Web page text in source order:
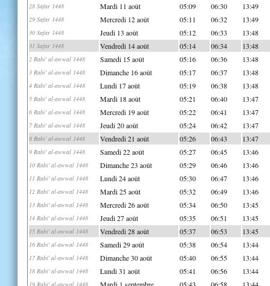
28 Safar 1448 Mardi 11 août 05:09 06:30 13:49
29 Safar 1448 Mercredi 12 août 05:11 06:32 13:49
30 Safar 1448 Jeudi 13 août 05:12 06:33 13:48
31 Safar 1448 Vendredi 14 août 05:14 06:34 13:48
2 Rabi' al-awwal 1448 Samedi 15 août 05:16 06:36 13:48
3 Rabi' al-awwal 1448 Dimanche 16 août 05:17 06:37 13:48
4 Rabi' al-awwal 1448 Lundi 17 août 05:19 06:38 13:48
5 Rabi' al-awwal 1448 Mardi 18 août 05:21 06:40 13:47
6 Rabi' al-awwal 1448 Mercredi 19 août 05:22 06:41 13:47
7 Rabi' al-awwal 1448 Jeudi 20 août 05:24 06:42 13:47
8 Rabi' al-awwal 1448 Vendredi 21 août 05:26 06:43 13:47
9 Rabi' al-awwal 1448 Samedi 22 août 05:27 06:45 13:46
10 Rabi' al-awwal 1448 Dimanche 23 août 05:29 06:46 13:46
11 Rabi' al-awwal 1448 Lundi 24 août 05:30 06:47 13:46
12 Rabi' al-awwal 1448 Mardi 25 août 05:32 06:49 13:46
13 Rabi' al-awwal 1448 Mercredi 26 août 05:34 06:50 13:45
14 Rabi' al-awwal 1448 Jeudi 27 août 05:35 06:51 13:45
15 Rabi' al-awwal 1448 Vendredi 28 août 05:37 06:53 13:45
16 Rabi' al-awwal 1448 Samedi 29 août 05:38 06:54 13:44
17 Rabi' al-awwal 1448 Dimanche 30 août 05:40 06:55 13:44
18 Rabi' al-awwal 1448 Lundi 31 août 05:41 06:56 13:44
19 Rabi' al-awwal 1448